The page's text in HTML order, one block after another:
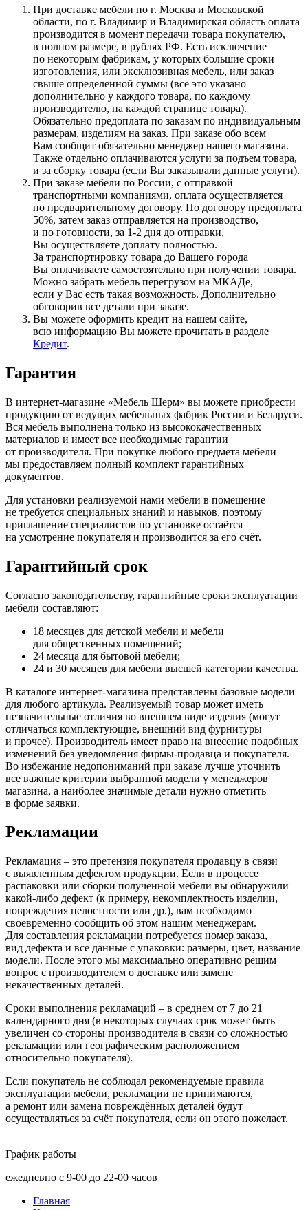
При доставке мебели по г. Москва и Московской
области, по г. Владимир и Владимирская область оплата
производится в момент передачи товара покупателю,
в полном размере, в рублях РФ. Есть исключение
по некоторым фабрикам, у которых большие сроки
изготовления, или эксклюзивная мебель, или заказ
свыше определенной суммы (все это указано
дополнительно у каждого товара, по каждому
производителю, на каждой странице товара).
Обязательно предоплата по заказам по индивидуальным
размерам, изделиям на заказ. При заказе обо всем
Вам сообщит обязательно менеджер нашего магазина.
Также отдельно оплачиваются услуги за подъем товара,
и за сборку товара (если Вы заказывали данные услуги).
При заказе мебели по России, с отправкой
транспортными компаниями, оплата осуществляется
по предварительному договору. По договору предоплата
50%, затем заказ отправляется на производство,
и по готовности, за 1-2 дня до отправки,
Вы осуществляете доплату полностью.
За транспортировку товара до Вашего города
Вы оплачиваете самостоятельно при получении товара.
Можно забрать мебель перегрузом на МКАДе,
если у Вас есть такая возможность. Дополнительно
обговорив все детали при заказе.
Вы можете оформить кредит на нашем сайте,
всю информацию Вы можете прочитать в разделе
Кредит.
Гарантия
В интернет-магазине «Мебель Шерм» вы можете приобрести
продукцию от ведущих мебельных фабрик России и Беларуси.
Вся мебель выполнена только из высококачественных
материалов и имеет все необходимые гарантии
от производителя. При покупке любого предмета мебели
мы предоставляем полный комплект гарантийных
документов.
Для установки реализуемой нами мебели в помещение
не требуется специальных знаний и навыков, поэтому
приглашение специалистов по установке остаётся
на усмотрение покупателя и производится за его счёт.
Гарантийный срок
Согласно законодательству, гарантийные сроки эксплуатации
мебели составляют:
18 месяцев для детской мебели и мебели
для общественных помещений;
24 месяца для бытовой мебели;
24 и 30 месяцев для мебели высшей категории качества.
В каталоге интернет-магазина представлены базовые модели
для любого артикула. Реализуемый товар может иметь
незначительные отличия во внешнем виде изделия (могут
отличаться комплектующие, внешний вид фурнитуры
и прочее). Производитель имеет право на внесение подобных
изменений без уведомления фирмы-продавца и покупателя.
Во избежание недопониманий при заказе лучше уточнить
все важные критерии выбранной модели у менеджеров
магазина, а наиболее значимые детали нужно отметить
в форме заявки.
Рекламации
Рекламация – это претензия покупателя продавцу в связи
с выявленным дефектом продукции. Если в процессе
распаковки или сборки полученной мебели вы обнаружили
какой-либо дефект (к примеру, некомплектность изделии,
повреждения целостности или др.), вам необходимо
своевременно сообщить об этом нашим менеджерам.
Для составления рекламации потребуется номер заказа,
вид дефекта и все данные с упаковки: размеры, цвет, название
модели. После этого мы максимально оперативно решим
вопрос с производителем о доставке или замене
некачественных деталей.
Сроки выполнения рекламаций – в среднем от 7 до 21
календарного дня (в некоторых случаях срок может быть
увеличен со стороны производителя в связи со сложностью
рекламации или географическим расположением
относительно покупателя).
Если покупатель не соблюдал рекомендуемые правила
эксплуатации мебели, рекламации не принимаются,
а ремонт или замена повреждённых деталей будут
осуществляться за счёт покупателя, если он этого пожелает.
График работы
ежедневно с 9-00 до 22-00 часов
Главная